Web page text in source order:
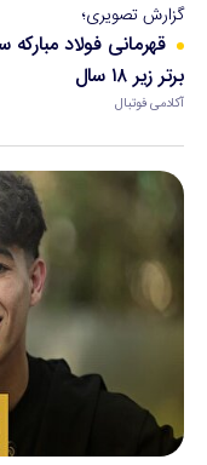
گزارش تصویری؛
قهرمانی فولاد
برتر زیر ۱۸ سال
آکادمی فوتبال